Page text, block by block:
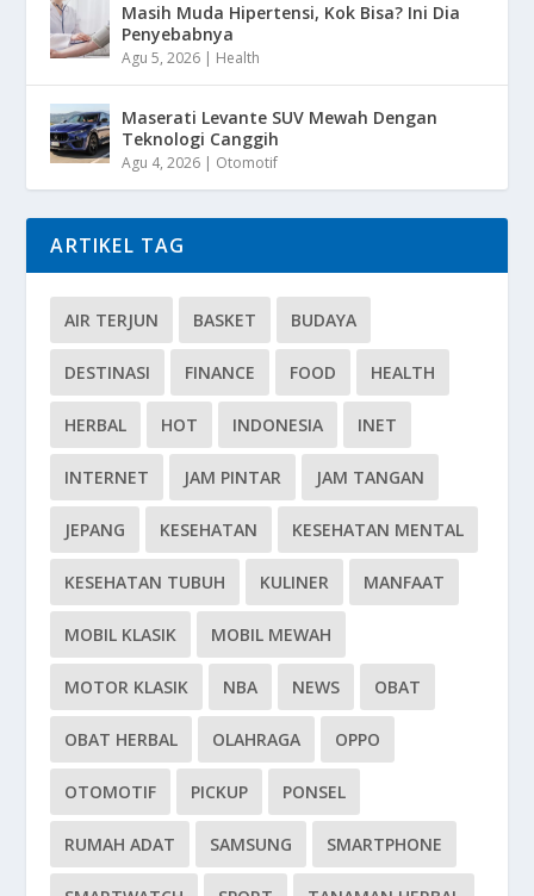
Masih Muda Hipertensi, Kok Bisa? Ini Dia
Penyebabnya
Agu 5, 2026 | Health
Maserati Levante SUV Mewah Dengan
Teknologi Canggih
Agu 4, 2026 | Otomotif
ARTIKEL TAG
AIR TERJUN BASKET BUDAYA
DESTINASI FINANCE FOOD HEALTH
HERBAL HOT INDONESIA INET
INTERNET JAM PINTAR JAM TANGAN
JEPANG KESEHATAN KESEHATAN MENTAL
KESEHATAN TUBUH KULINER MANFAAT
MOBIL KLASIK MOBIL MEWAH
MOTOR KLASIK NBA NEWS OBAT
OBAT HERBAL OLAHRAGA OPPO
OTOMOTIF PICKUP PONSEL
RUMAH ADAT SAMSUNG SMARTPHONE